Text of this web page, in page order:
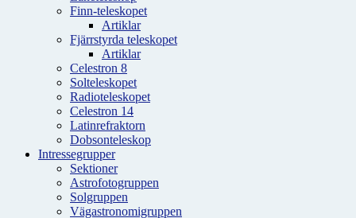
Finn-teleskopet
Artiklar
Fjärrstyrda teleskopet
Artiklar
Celestron 8
Solteleskopet
Radioteleskopet
Celestron 14
Latinrefraktorn
Dobsonteleskop
Intressegrupper
Sektioner
Astrofotogruppen
Solgruppen
Vägastronomigruppen